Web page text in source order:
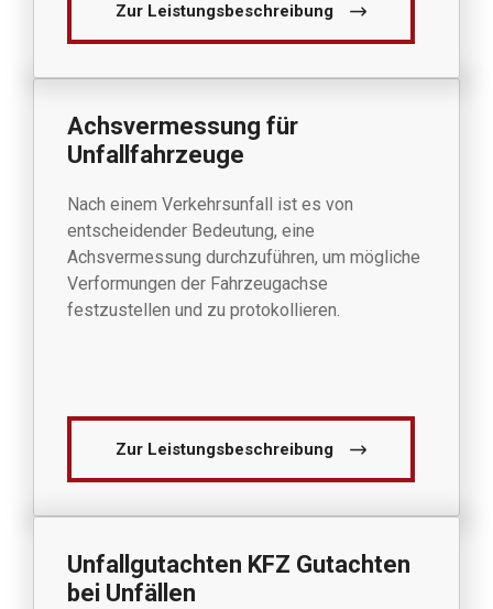
Zur Leistungsbeschreibung
Achsvermessung für
Unfallfahrzeuge
Nach einem Verkehrsunfall ist es von
entscheidender Bedeutung, eine
Achsvermessung durchzuführen, um mögliche
Verformungen der Fahrzeugachse
festzustellen und zu protokollieren.
Zur Leistungsbeschreibung
Unfallgutachten KFZ Gutachten
bei Unfällen